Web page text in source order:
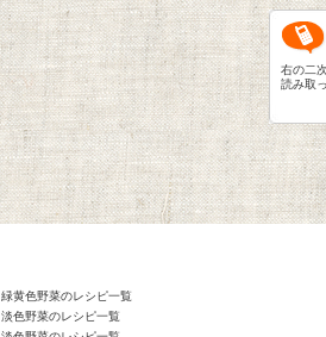
右の二
読み取
緑黄色野菜のレシピ一覧
淡色野菜のレシピ一覧